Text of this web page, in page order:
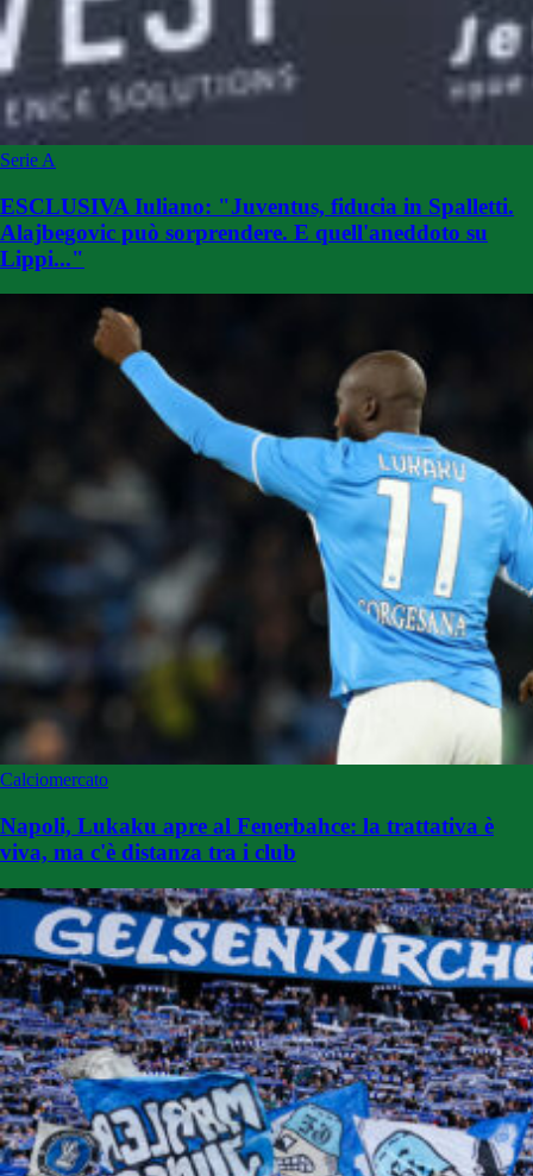
Serie A
ESCLUSIVA Iuliano: "Juventus, fiducia in Spalletti.
Alajbegovic può sorprendere. E quell'aneddoto su
Lippi..."
Calciomercato
Napoli, Lukaku apre al Fenerbahce: la trattativa è
viva, ma c'è distanza tra i club